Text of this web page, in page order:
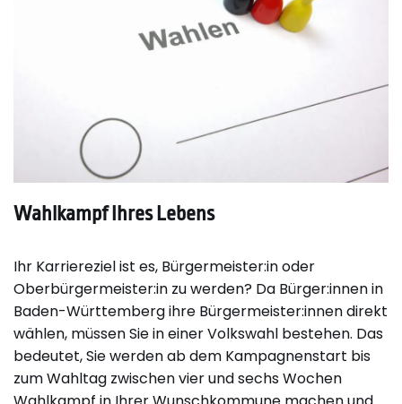
Wahlkampf Ihres Lebens
Ihr Karriereziel ist es, Bürgermeister:in oder
Oberbürgermeister:in zu werden? Da Bürger:innen in
Baden-Württemberg ihre Bürgermeister:innen direkt
wählen, müssen Sie in einer Volkswahl bestehen. Das
bedeutet, Sie werden ab dem Kampagnenstart bis
zum Wahltag zwischen vier und sechs Wochen